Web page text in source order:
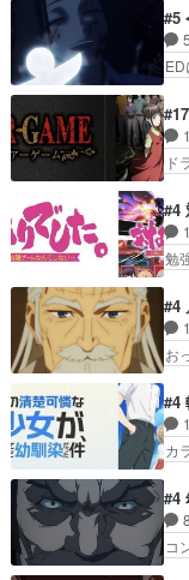
組
者
共
ち
っ
い
の
れ
瞬
に
#5
惨
さ
ん
想
系
の
形
ド
国
あ
治
の
で
で
た
#4
勉
な
マ
ー
ゲ
ス
の
を
#4
お
れ
ニ
お
手
家
な
帰
#4
カ
や
ゃ
の
U-
#4
コ